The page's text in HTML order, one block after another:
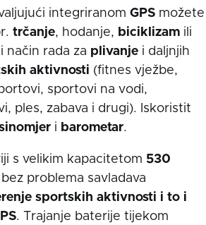
integriranomGPS možete
trčanje, hodanje, biciklizam ili
način rada za plivanje i daljnjih
aktivnosti (fitnes vježbe,
sportovi na vodi,
ples, zabava i drugi). Iskoristit
i barometar.
s velikim kapacitetom 530
problema savladava
sportskih aktivnosti i to i
. Trajanje baterije tijekom